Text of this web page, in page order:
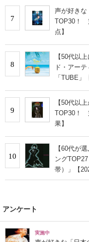
7
声が好きな
TOP30！
点】
8
【50代以
ド・アー
「TUBE」
9
【50代以
TOP30！
果】
10
【60代が
ング
帯）」【
アンケート
実施中